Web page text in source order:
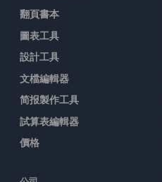
翻頁書本
圖表工具
設計工具
文檔編輯器
简报製作工具
試算表編輯器
價格